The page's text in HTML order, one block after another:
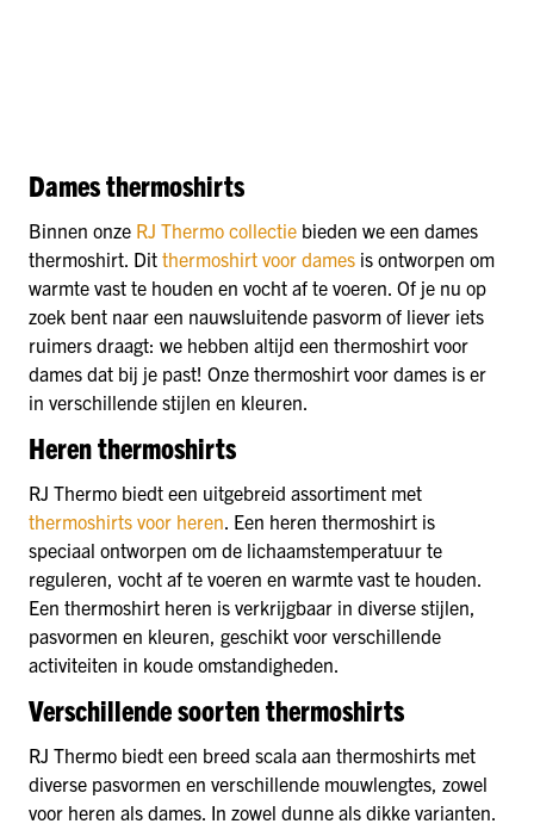
Dames thermoshirts
Binnen onze RJ Thermo collectie bieden we een dames
thermoshirt. Dit thermoshirt voor dames is ontworpen om
warmte vast te houden en vocht af te voeren. Of je nu op
zoek bent naar een nauwsluitende pasvorm of liever iets
ruimers draagt: we hebben altijd een thermoshirt voor
dames dat bij je past! Onze thermoshirt voor dames is er
in verschillende stijlen en kleuren.
Heren thermoshirts
RJ Thermo biedt een uitgebreid assortiment met
thermoshirts voor heren. Een heren thermoshirt is
speciaal ontworpen om de lichaamstemperatuur te
reguleren, vocht af te voeren en warmte vast te houden.
Een thermoshirt heren is verkrijgbaar in diverse stijlen,
pasvormen en kleuren, geschikt voor verschillende
activiteiten in koude omstandigheden.
Verschillende soorten thermoshirts
RJ Thermo biedt een breed scala aan thermoshirts met
diverse pasvormen en verschillende mouwlengtes, zowel
voor heren als dames. In zowel dunne als dikke varianten.